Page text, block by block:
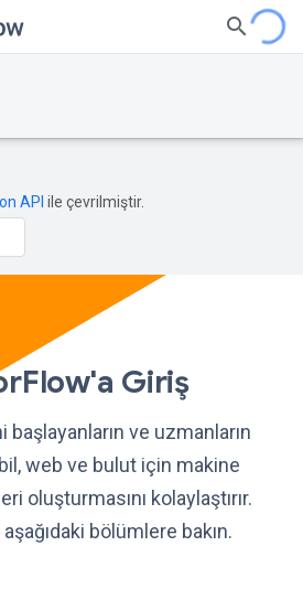
API ile çevrilmiştir.
Giriş
başlayanların ve uzmanların
web ve bulut için makine
oluşturmasını kolaylaştırır.
bölümlere bakın.